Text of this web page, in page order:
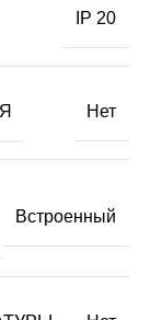
IP 20
Нет
Встроенный